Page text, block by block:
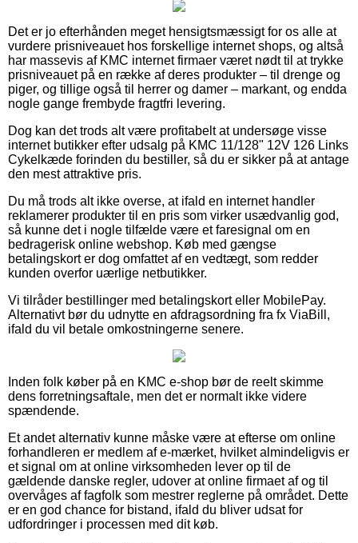
Det er jo efterhånden meget hensigtsmæssigt for os alle at
vurdere prisniveauet hos forskellige internet shops, og altså
har massevis af KMC internet firmaer været nødt til at trykke
prisniveauet på en række af deres produkter – til drenge og
piger, og tillige også til herrer og damer – markant, og endda
nogle gange frembyde fragtfri levering.
Dog kan det trods alt være profitabelt at undersøge visse
internet butikker efter udsalg på KMC 11/128" 12V 126 Links
Cykelkæde forinden du bestiller, så du er sikker på at antage
den mest attraktive pris.
Du må trods alt ikke overse, at ifald en internet handler
reklamerer produkter til en pris som virker usædvanlig god,
så kunne det i nogle tilfælde være et faresignal om en
bedragerisk online webshop. Køb med gængse
betalingskort er dog omfattet af en vedtægt, som redder
kunden overfor uærlige netbutikker.
Vi tilråder bestillinger med betalingskort eller MobilePay.
Alternativt bør du udnytte en afdragsordning fra fx ViaBill,
ifald du vil betale omkostningerne senere.
Inden folk køber på en KMC e-shop bør de reelt skimme
dens forretningsaftale, men det er normalt ikke videre
spændende.
Et andet alternativ kunne måske være at efterse om online
forhandleren er medlem af e-mærket, hvilket almindeligvis er
et signal om at online virksomheden lever op til de
gældende danske regler, udover at online firmaet af og til
overvåges af fagfolk som mestrer reglerne på området. Dette
er en god chance for bistand, ifald du bliver udsat for
udfordringer i processen med dit køb.